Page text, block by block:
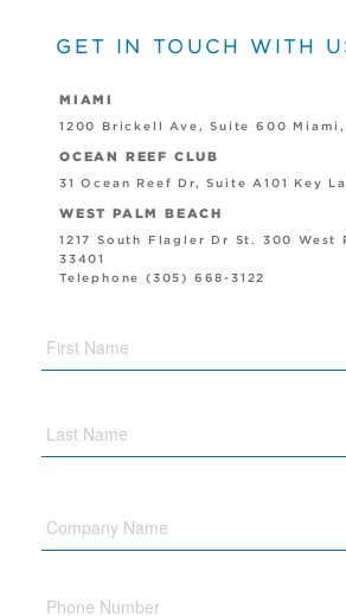
GET IN TOUCH WITH
MIAMI
1200 Brickell Ave, Suite 600 Miami,
OCEAN REEF CLUB
31 Ocean Reef Dr, Suite A101 Key
WEST PALM BEACH
1217 South Flagler Dr St. 300 West
33401
Telephone (305) 668-3122
Name